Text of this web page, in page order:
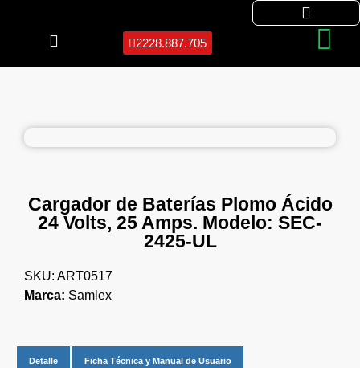
2228.887.705
Cargador de Baterías Plomo Ácido
24 Volts, 25 Amps. Modelo: SEC-
2425-UL
SKU: ART0517
Marca: Samlex
Detalle Ficha Técnica y Manual de Usuario